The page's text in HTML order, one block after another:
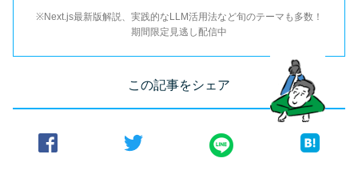
※Next.js最新版解説、実践的なLLM活用法など旬のテーマも多数！
期間限定見逃し配信中
この記事をシェア